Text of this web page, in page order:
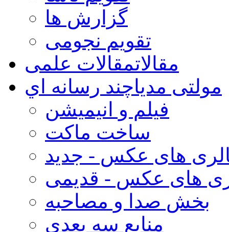
گزارش ها
تقویم نجومی
مقالاتمقالات علمی
مولتی مدیاچند رسانه اي
فیلم و انیمیشن
ساخت ماکت
های عکس - جدید
های عکس - قدیمی
بخش صدا و مصاحبه
منابع سه بعدی